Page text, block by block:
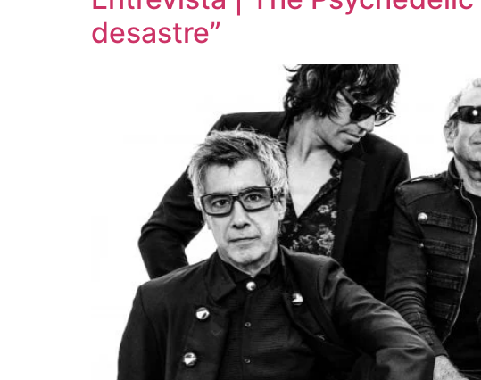
desastre”